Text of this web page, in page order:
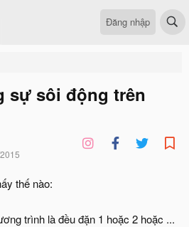
Đăng nhập
sự sôi động trên
thế nào:
trình là đều đặn 1 hoặc 2 hoặc ...